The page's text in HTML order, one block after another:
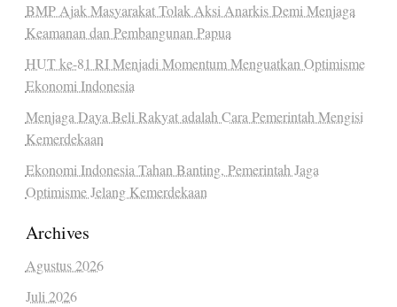
BMP Ajak Masyarakat Tolak Aksi Anarkis Demi Menjaga
Keamanan dan Pembangunan Papua
HUT ke-81 RI Menjadi Momentum Menguatkan Optimisme
Ekonomi Indonesia
Menjaga Daya Beli Rakyat adalah Cara Pemerintah Mengisi
Kemerdekaan
Ekonomi Indonesia Tahan Banting, Pemerintah Jaga
Optimisme Jelang Kemerdekaan
Archives
Agustus 2026
Juli 2026